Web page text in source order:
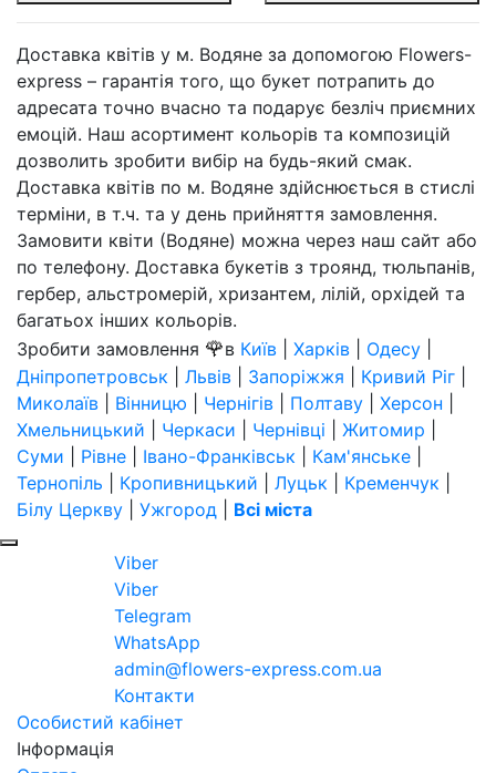
Доставка квітів у м. Водяне за допомогою Flowers-
express – гарантія того, що букет потрапить до
адресата точно вчасно та подарує безліч приємних
емоцій. Наш асортимент кольорів та композицій
дозволить зробити вибір на будь-який смак.
Доставка квітів по м. Водяне здійснюється в стислі
терміни, в т.ч. та у день прийняття замовлення.
Замовити квіти (Водяне) можна через наш сайт або
по телефону. Доставка букетів з троянд, тюльпанів,
гербер, альстромерій, хризантем, лілій, орхідей та
багатьох інших кольорів.
Зробити замовлення 🌹в Київ Харків Одесу
Дніпропетровськ
Львів Запоріжжя Кривий Ріг
Миколаїв
Вінницю Чернігів Полтаву Херсон
Хмельницький
Черкаси Чернівці Житомир
Суми
Рівне Івано-Франківськ Кам'янське
Тернопіль
Кропивницький Луцьк Кременчук
Білу Церкву
Ужгород Всі міста
Viber
Viber
Telegram
WhatsApp
admin@flowers-express.com.ua
Контакти
Особистий кабінет
Інформація